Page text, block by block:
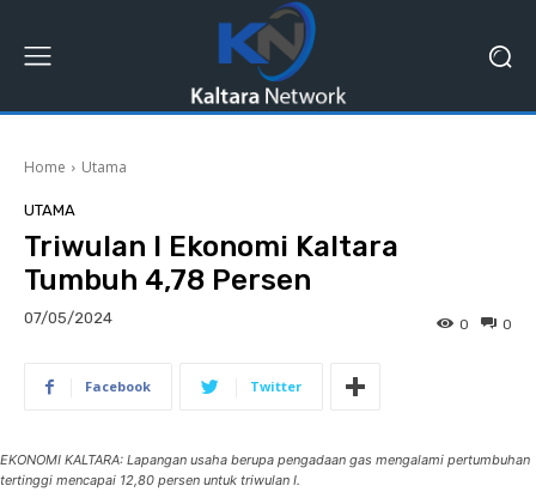
Home Utama
UTAMA
Triwulan I Ekonomi Kaltara
Tumbuh 4,78 Persen
07/05/2024 0
0
Facebook Twitter
EKONOMI KALTARA: Lapangan usaha berupa pengadaan gas mengalami pertumbuhan
tertinggi mencapai 12,80 persen untuk triwulan I.